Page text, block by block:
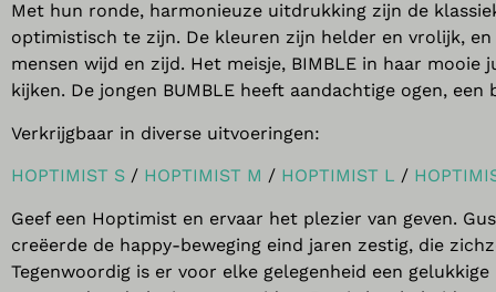
Met hun ronde, harmonieuze uitdrukking zijn de
optimistisch te zijn. De kleuren zijn helder en vrolijk,
mensen wijd en zijd. Het meisje, BIMBLE in haar
kijken. De jongen BUMBLE heeft aandachtige ogen,
Verkrijgbaar in diverse uitvoeringen:
HOPTIMIST S / HOPTIMIST M / HOPTIMIST L /
Geef een Hoptimist en ervaar het plezier van geven.
creëerde de happy-beweging eind jaren zestig, die
Tegenwoordig is er voor elke gelegenheid een